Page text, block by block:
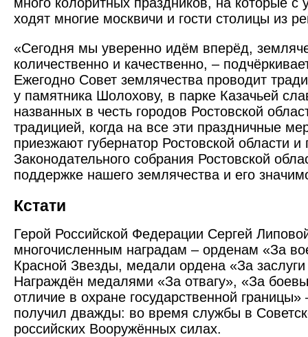
ходят многие москвичи и гости столицы из
«Сегодня мы уверенно идём вперёд,
количественно и качественно, –
Ежегодно Совет землячества проводит
у памятника Шолохову, в парке Казачьей
названных в честь городов Ростовской
традицией, когда на все эти праздничные
приезжают губернатор Ростовской области и
Законодательного собрания Ростовской
поддержке нашего землячества и его
Кстати
Герой Российской Федерации Сергей
многочисленным наградам – орденам «За
Красной Звезды, медали ордена «За
Награждён медалями «За отвагу», «За
отличие в охране государственной границы»
получил дважды: во время службы в
российских Вооружённых силах.